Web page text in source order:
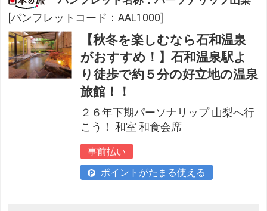
[パンフレットコード：AAL1000]
【秋冬を楽しむなら石和温泉
がおすすめ！】石和温泉駅よ
り徒歩で約５分の好立地の温泉
旅館！！
２６年下期パーソナリップ 山梨へ行
こう！ 和室 和食会席
事前払い
ポイントがたまる使える